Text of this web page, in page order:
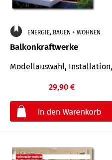
ENERGIE, BAUEN + WOHNEN
Balkonkraftwerke
Modellauswahl,
29,90 €